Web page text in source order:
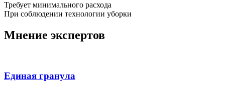
Требует минимального расхода
При соблюдении технологии уборки
Мнение экспертов
Единая гранула